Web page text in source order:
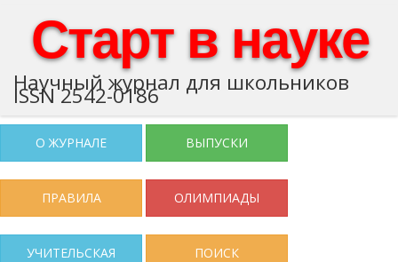
Старт в науке
Научный журнал для школьников
ISSN 2542-0186
О ЖУРНАЛЕ ВЫПУСКИ
ПРАВИЛА ОЛИМПИАДЫ
УЧИТЕЛЬСКАЯ ПОИСК